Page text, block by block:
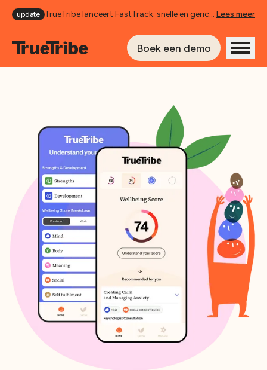
update TrueTribe lanceert FastTrack: snelle en gerichte ondersteuning. Lees meer
Boek een demo
Onze producten
FastTrack